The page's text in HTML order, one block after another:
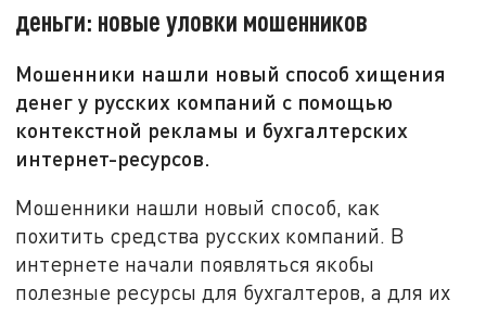
деньги: новые уловки мошенников
Мошенники нашли новый способ хищения
денег у русских компаний с помощью
контекстной рекламы и бухгалтерских
интернет-ресурсов.
Мошенники нашли новый способ, как
похитить средства русских компаний. В
интернете начали появляться якобы
полезные ресурсы для бухгалтеров, а для их